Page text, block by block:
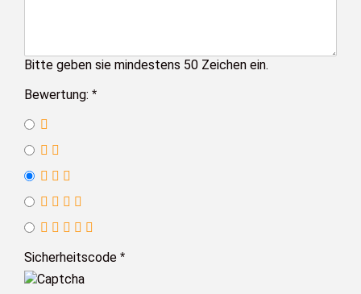
Bitte geben sie mindestens 50 Zeichen ein.
Bewertung:
Sicherheitscode